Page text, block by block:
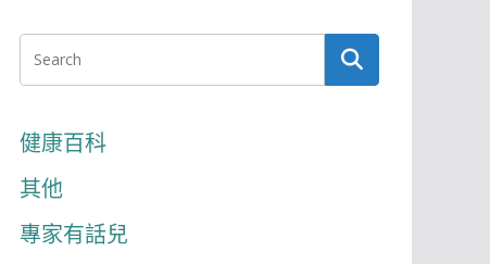
健康百科
其他
專家有話兒